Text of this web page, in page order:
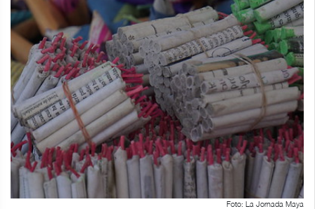
Foto: La Jornada Maya